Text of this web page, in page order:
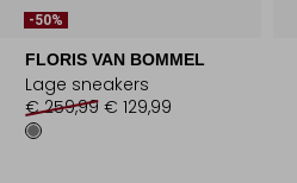
-50%
FLORIS VAN BOMMEL
Lage sneakers
€ 259,99 € 129,99